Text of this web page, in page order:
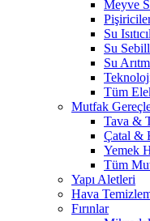
Meyve
Su
Su
Su
Tüm
Mutfak
Tava &
Çatal &
Yemek
Tüm
Yapı Aletleri
Hava
Fırınlar